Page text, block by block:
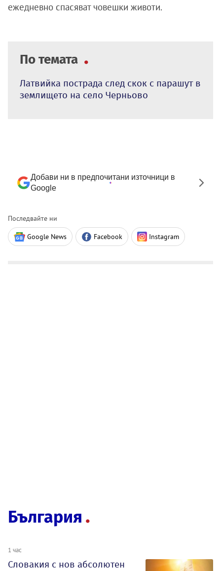
ежедневно спасяват човешки животи.
По темата
Латвийка пострада след скок с парашут в
землището на село Черньово
Добави ни в предпочитани източници в
Google
Последвайте ни
Google News Facebook Instagram
България
1 час
Словакия с нов абсолютен